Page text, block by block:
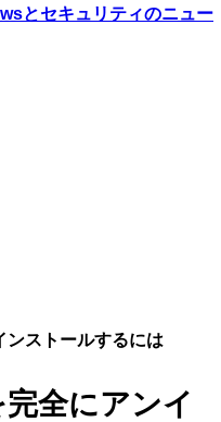
ストールするには
全にアンイ